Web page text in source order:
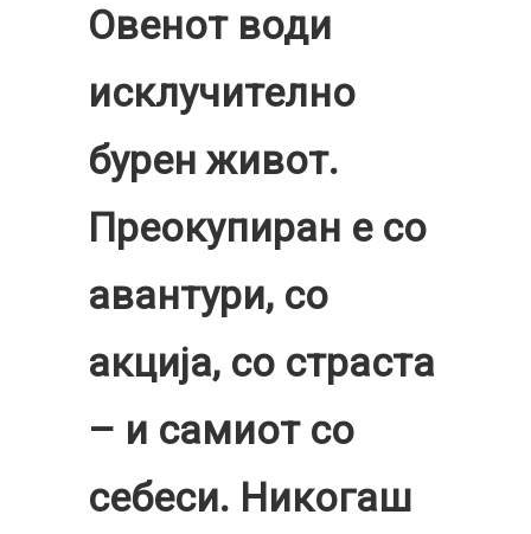
Овенот води
исклучително
бурен живот.
Преокупиран е со
авантури, со
акција, со страста
– и самиот со
себеси. Никогаш